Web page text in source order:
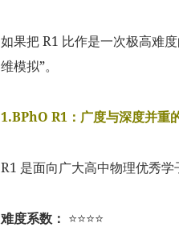
如果把 R1 比作是一次极高难
维模拟”。
1.BPhO R1：广度与深度并重
R1 是面向广大高中物理优秀学
难度系数： ⭐⭐⭐⭐